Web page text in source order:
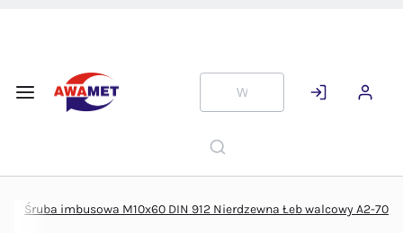
Śruba imbusowa M10x60 DIN 912 Nierdzewna Łeb walcowy A2-70